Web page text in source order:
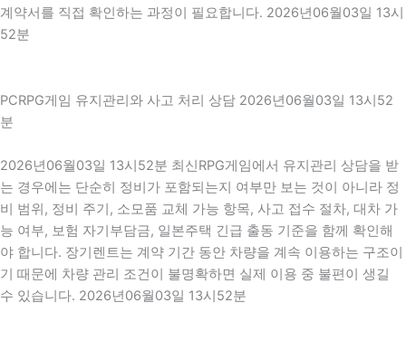
계약서를 직접 확인하는 과정이 필요합니다. 2026년06월03일 13시
52분
PCRPG게임 유지관리와 사고 처리 상담 2026년06월03일 13시52
분
2026년06월03일 13시52분 최신RPG게임에서 유지관리 상담을 받
는 경우에는 단순히 정비가 포함되는지 여부만 보는 것이 아니라 정
비 범위, 정비 주기, 소모품 교체 가능 항목, 사고 접수 절차, 대차 가
능 여부, 보험 자기부담금, 일본주택 긴급 출동 기준을 함께 확인해
야 합니다. 장기렌트는 계약 기간 동안 차량을 계속 이용하는 구조이
기 때문에 차량 관리 조건이 불명확하면 실제 이용 중 불편이 생길
수 있습니다. 2026년06월03일 13시52분